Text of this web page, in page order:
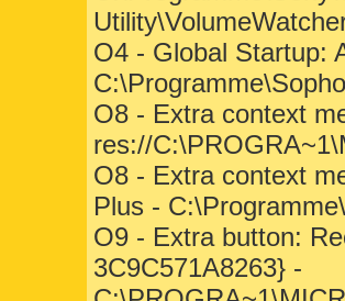
O4 - Global Startup:
O8 - Extra context
res://
O8 - Extra context
Plus -
O9 - Extra button:
3C9C571A8263} -